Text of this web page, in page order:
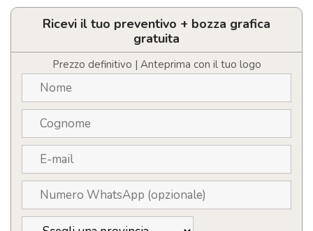
pastelli
Ricevi il tuo preventivo + bozza grafica
gratuita
Prezzo definitivo | Anteprima con il tuo logo